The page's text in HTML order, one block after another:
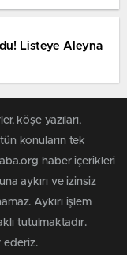
Listeye Aleyna
köşe yazıları,
konuların tek
haber içerikleri
aykırı ve izinsiz
Aykırı işlem
tutulmaktadır.
ederiz.